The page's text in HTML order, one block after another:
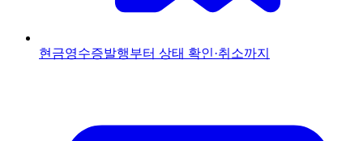
현금영수증발행부터 상태 확인·취소까지